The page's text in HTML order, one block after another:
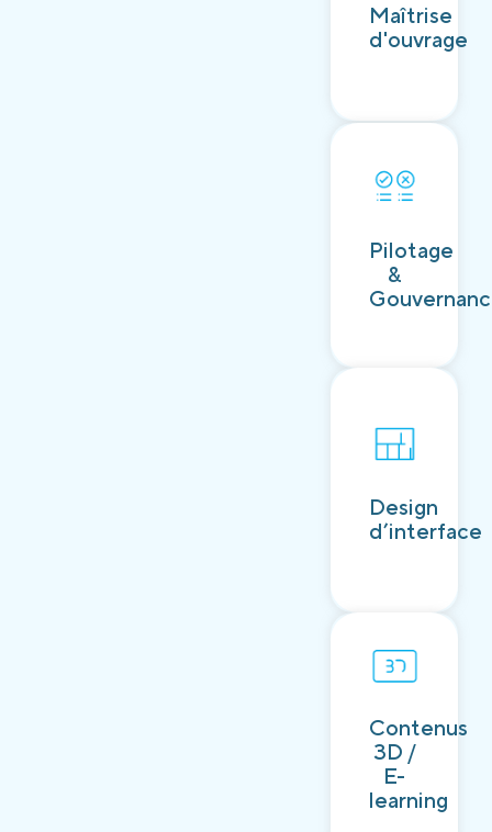
Maîtrise
d'ouvrage
Pilotage
&
Découvrir
Design
d’interface
Contenus
3D /
E-
learning
Découvrir